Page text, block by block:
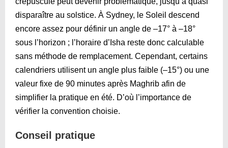
disparaître au solstice. À Sydney, le Soleil descend
encore assez pour définir un angle de –17° à –18°
sous l’horizon ; l’horaire d’Isha reste donc calculable
sans méthode de remplacement. Cependant, certains
calendriers utilisent un angle plus faible (–15°) ou une
valeur fixe de 90 minutes après Maghrib afin de
simplifier la pratique en été. D’où l’importance de
vérifier la convention choisie.
Conseil pratique